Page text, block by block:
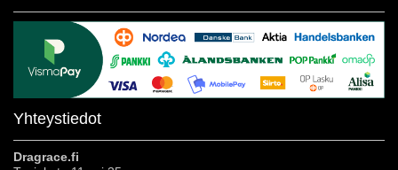
Yhteystiedot
Dragrace.fi